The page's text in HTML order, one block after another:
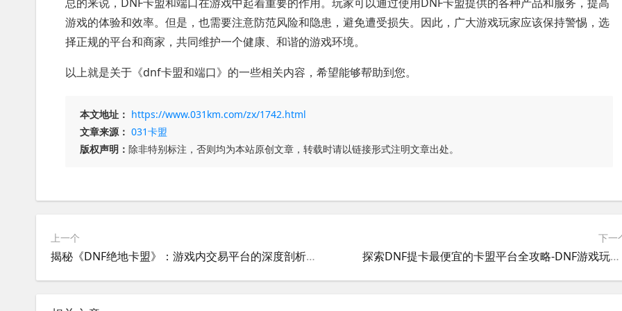
游戏的体验和效率。但是，也需要注意防范风险和隐患，避免遭受损失。因此，广大游戏玩家应该保持警惕，选
择正规的平台和商家，共同维护一个健康、和谐的游戏环境。
以上就是关于《dnf卡盟和端口》的一些相关内容，希望能够帮助到您。
本文地址： https://www.031km.com/zx/1742.html
文章来源： 031卡盟
版权声明： 除非特别标注，否则均为本站原创文章，转载时请以链接形式注明文章出处。
上一个
揭秘《DNF绝地卡盟》：游戏内交易平台的深度剖析-《DNF》玩家必知：绝地卡盟交易安全与风险分析
下一
探索DNF提卡最便宜的卡盟平台全攻略-DNF游戏玩家必知：如何选择性价比最高的提卡卡盟服务